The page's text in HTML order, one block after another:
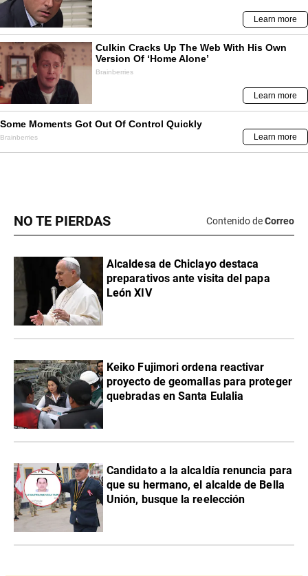
NO TE PIERDAS Contenido deCorreo
Alcaldesa de Chiclayo destaca
preparativos ante visita del papa
León XIV
Keiko Fujimori ordena reactivar
proyecto de geomallas para proteger
quebradas en Santa Eulalia
Candidato a la alcaldía renuncia para
que su hermano, el alcalde de Bella
Unión, busque la reelección